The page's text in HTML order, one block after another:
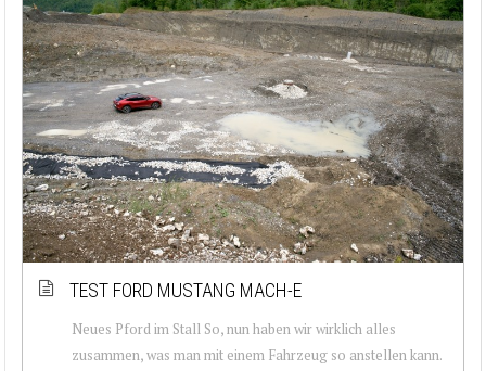
TEST FORD MUSTANG MACH-E
Neues Pford im Stall So, nun haben wir wirklich alles
zusammen, was man mit einem Fahrzeug so anstellen kann.